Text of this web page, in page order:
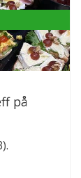
på